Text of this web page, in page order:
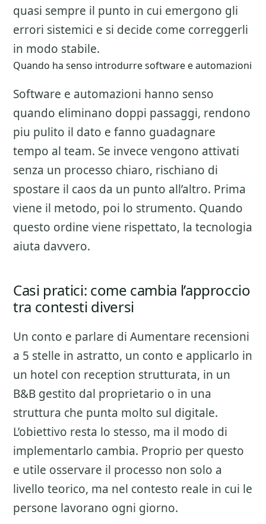
quasi sempre il punto in cui emergono gli
errori sistemici e si decide come correggerli
in modo stabile.
Quando ha senso introdurre software e automazioni
Software e automazioni hanno senso
quando eliminano doppi passaggi, rendono
piu pulito il dato e fanno guadagnare
tempo al team. Se invece vengono attivati
senza un processo chiaro, rischiano di
spostare il caos da un punto all’altro. Prima
viene il metodo, poi lo strumento. Quando
questo ordine viene rispettato, la tecnologia
aiuta davvero.
Casi pratici: come cambia l’approccio
tra contesti diversi
Un conto e parlare di Aumentare recensioni
a 5 stelle in astratto, un conto e applicarlo in
un hotel con reception strutturata, in un
B&B gestito dal proprietario o in una
struttura che punta molto sul digitale.
L’obiettivo resta lo stesso, ma il modo di
implementarlo cambia. Proprio per questo
e utile osservare il processo non solo a
livello teorico, ma nel contesto reale in cui le
persone lavorano ogni giorno.